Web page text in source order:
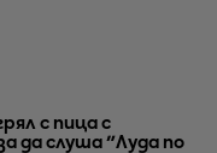
с пица с
да слуша "Луда по